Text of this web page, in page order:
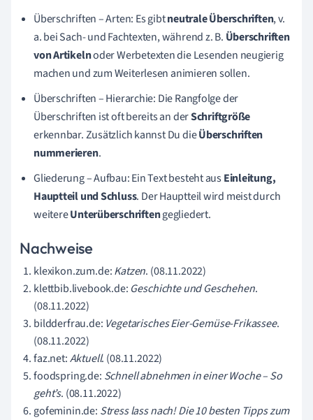
Überschriften – Arten: Es gibtneutrale Überschriften, v.
a. bei Sach- und Fachtexten, während z. B. Überschriften
von Artikelnoder Werbetexten die Lesenden neugierig
machen und zum Weiterlesen animieren sollen.
Überschriften – Hierarchie: Die Rangfolge der
Überschriften ist oft bereits an derSchriftgröße
erkennbar. Zusätzlich kannst Du dieÜberschriften
nummerieren.
Gliederung – Aufbau: Ein Text besteht ausEinleitung,
Hauptteil und Schluss. Der Hauptteil wird meist durch
weitereUnterüberschriftengegliedert.
Nachweise
klexikon.zum.de:Katzen. (08.11.2022)
klettbib.livebook.de: Geschichte und Geschehen.
(08.11.2022)
bildderfrau.de: Vegetarisches Eier-Gemüse-Frikassee.
(08.11.2022)
faz.net:Aktuell. (08.11.2022)
foodspring.de: Schnell abnehmen in einer Woche – So
geht’s. (08.11.2022)
gofeminin.de: Stress lass nach! Die 10 besten Tipps zum